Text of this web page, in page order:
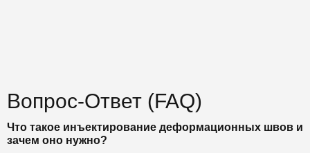
Вопрос-Ответ (FAQ)
Что такое инъектирование деформационных швов и
зачем оно нужно?